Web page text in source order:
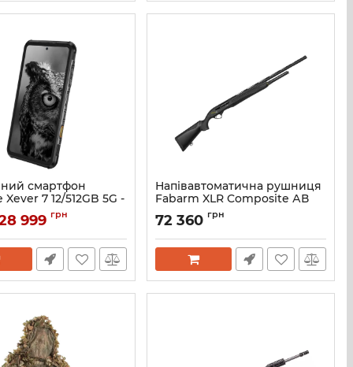
смартфон
7 12/512GB 5G -
810H - IP69K - IP68
999 грн
Напівавтоматична рушниця
Fabarm XLR Composite АВ
Ствол 71 см з подовжувачем
магазина кал. 12/76
[258252998]
Артикул: 258252998
72 360 грн